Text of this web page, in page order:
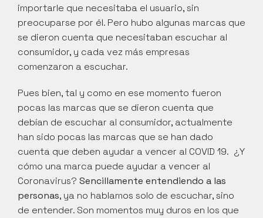
importarle que necesitaba el usuario, sin
preocuparse por él. Pero hubo algunas marcas que
se dieron cuenta que necesitaban escuchar al
consumidor, y cada vez más empresas
comenzaron a escuchar.
Pues bien, tal y como en ese momento fueron
pocas las marcas que se dieron cuenta que
debían de escuchar al consumidor, actualmente
han sido pocas las marcas que se han dado
cuenta que deben ayudar a vencer al COVID 19.  ¿Y
cómo una marca puede ayudar a vencer al
Coronavirus? Sencillamente entendiendo a las
personas, ya no hablamos solo de escuchar, sino
de entender. Son momentos muy duros en los que